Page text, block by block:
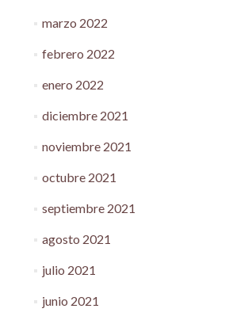
marzo 2022
febrero 2022
enero 2022
diciembre 2021
noviembre 2021
octubre 2021
septiembre 2021
agosto 2021
julio 2021
junio 2021